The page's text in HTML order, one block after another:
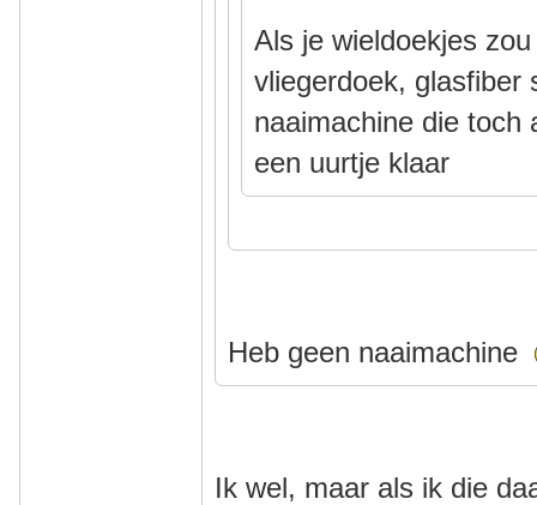
Als je wieldoekjes
vliegerdoek, glasfiber
naaimachine die toch
een uurtje klaar
Heb geen naaimachine
Ik wel, maar als ik die